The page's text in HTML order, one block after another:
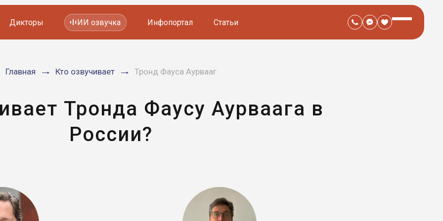
Мультфильмов
Дикторы ИИ озвучка Инфопортал Статьи
Главная Кто озвучивает Тронд Фауса Аурвааг
Тронда Фаусу Аурваага в
России?